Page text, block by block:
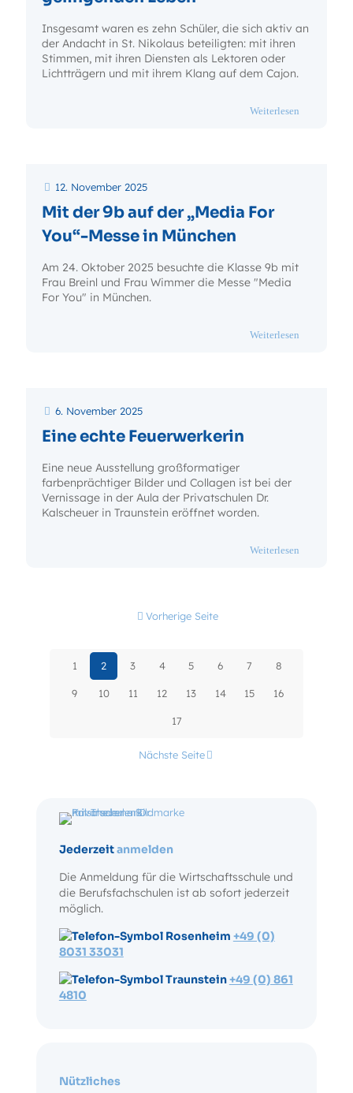
Insgesamt waren es zehn Schüler, die sich aktiv an
der Andacht in St. Nikolaus beteiligten: mit ihren
Stimmen, mit ihren Diensten als Lektoren oder
Lichtträgern und mit ihrem Klang auf dem Cajon.
Weiterlesen
12. November 2025
Mit der 9b auf der „Media For
You“-Messe in München
Am 24. Oktober 2025 besuchte die Klasse 9b mit
Frau Breinl und Frau Wimmer die Messe "Media
For You" in München.
Weiterlesen
6. November 2025
Eine echte Feuerwerkerin
Eine neue Ausstellung großformatiger
farbenprächtiger Bilder und Collagen ist bei der
Vernissage in der Aula der Privatschulen Dr.
Kalscheuer in Traunstein eröffnet worden.
Weiterlesen
Vorherige Seite
1 2 3 4 5 6 7 8
9 10 11 12 13 14 15 16
17
Nächste Seite
Jederzeitanmelden
Die Anmeldung für die Wirtschaftsschule und
die Berufsfachschulen ist ab sofort jederzeit
möglich.
Rosenheim +49 (0)
8031 33031
Traunstein+49 (0) 861
4810
Nützliches